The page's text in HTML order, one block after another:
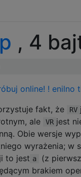
, 4
online! ! enilno
fakt, że
RV
ale
VR jest
Obie wersje
wyrażenia; w
to jest a (z
brakiem